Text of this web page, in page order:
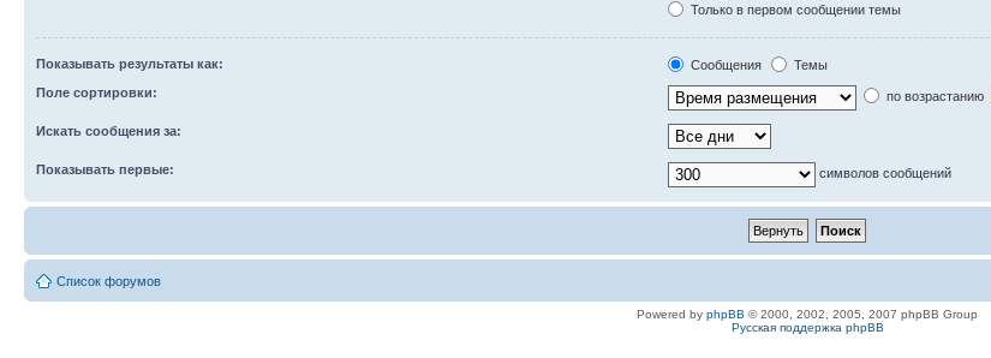
Только в первом сообщении темы
Показывать результаты как: Сообщения
Темы
Поле сортировки:
по возрастанию
Искать сообщения за:
Показывать первые: символов сообщений
Список форумов
Powered by phpBB © 2000, 2002, 2005, 2007 phpBB Group
Русская поддержка phpBB